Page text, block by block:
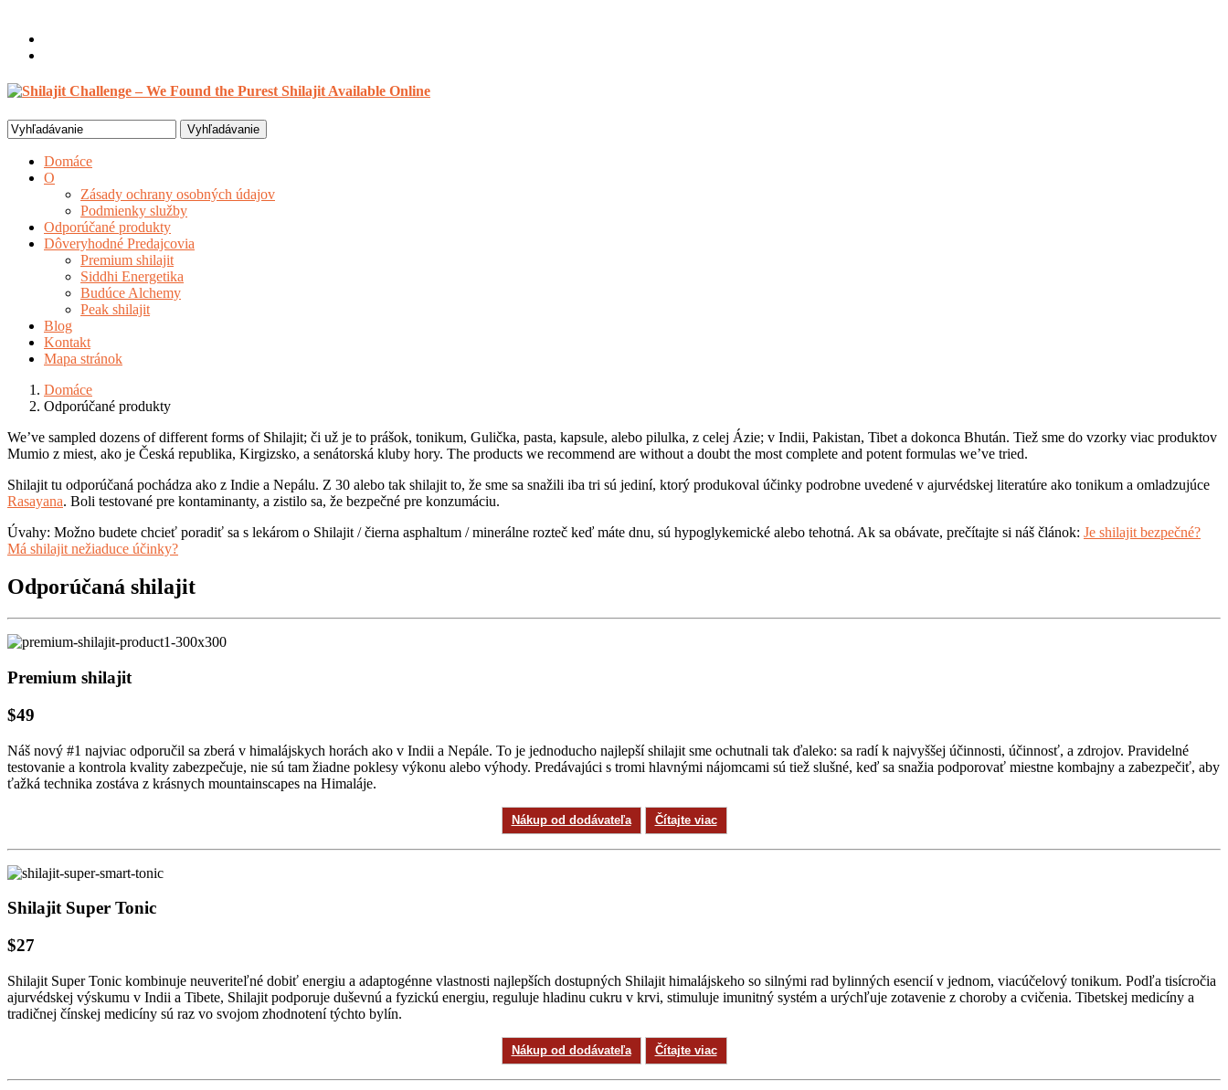
Search
for:
Domáce
O
Zásady ochrany osobných údajov
Podmienky služby
Odporúčané produkty
Dôveryhodné Predajcovia
Premium shilajit
Siddhi Energetika
Budúce Alchemy
Peak shilajit
Blog
Kontakt
Mapa stránok
Domáce
Odporúčané produkty
We’ve sampled dozens of different forms of Shilajit; či už je to prášok, tonikum, Gulička, pasta, kapsule, alebo pilulka, z celej Ázie; v Indii, Pakistan, Tibet a dokonca Bhután. Tiež sme do vzorky viac produktov
Mumio z miest, ako je Česká republika, Kirgizsko, a senátorská kluby hory. The products we recommend are without a doubt the most complete and potent formulas we’ve tried.
Shilajit tu odporúčaná pochádza ako z Indie a Nepálu. Z 30 alebo tak shilajit to, že sme sa snažili iba tri sú jediní, ktorý produkoval účinky podrobne uvedené v ajurvédskej literatúre ako tonikum a omladzujúce
Rasayana. Boli testované pre kontaminanty, a zistilo sa, že bezpečné pre konzumáciu.
Úvahy: Možno budete chcieť poradiť sa s lekárom o Shilajit / čierna asphaltum / minerálne rozteč keď máte dnu, sú hypoglykemické alebo tehotná. Ak sa obávate, prečítajte si náš článok: Je shilajit bezpečné?
Má shilajit nežiaduce účinky?
Odporúčaná shilajit
Premium shilajit
$49
Náš nový #1 najviac odporučil sa zberá v himalájskych horách ako v Indii a Nepále. To je jednoducho najlepší shilajit sme ochutnali tak ďaleko: sa radí k najvyššej účinnosti, účinnosť, a zdrojov. Pravidelné
testovanie a kontrola kvality zabezpečuje, nie sú tam žiadne poklesy výkonu alebo výhody. Predávajúci s tromi hlavnými nájomcami sú tiež slušné, keď sa snažia podporovať miestne kombajny a zabezpečiť, aby
ťažká technika zostáva z krásnych mountainscapes na Himaláje.
Nákup od dodávateľa Čítajte viac
Shilajit Super Tonic
$27
Shilajit Super Tonic kombinuje neuveriteľné dobiť energiu a adaptogénne vlastnosti najlepších dostupných Shilajit himalájskeho so silnými rad bylinných esencií v jednom, viacúčelový tonikum. Podľa tisícročia
ajurvédskej výskumu v Indii a Tibete, Shilajit podporuje duševnú a fyzickú energiu, reguluje hladinu cukru v krvi, stimuluje imunitný systém a urýchľuje zotavenie z choroby a cvičenia. Tibetskej medicíny a
tradičnej čínskej medicíny sú raz vo svojom zhodnotení týchto bylín.
Nákup od dodávateľa Čítajte viac